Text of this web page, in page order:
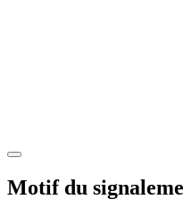
Motif du